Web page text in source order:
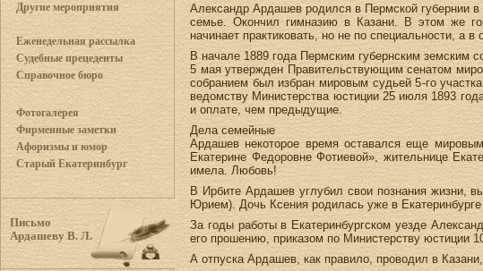
Другие мероприятия
Еженедельная рассылка
Судебные прецеденты
Справочное бюро
Фотогалерея
Фирменные заметки
Афоризмы и юмор
Старый Екатеринбург
Письмо
Ардашеву В. Л.
Александр Ардашев родился в Пермской губернии
семье. Окончил гимназию в Казани. В этом же
начинает практиковать, но не по специальности, а в
В начале 1889 года Пермским губернским земским
5 мая утвержден Правительствующим сенатом
собранием был избран мировым судьей 5-го
ведомству Министерства юстиции 25 июля 1893
и оплате, чем предыдущие.
Дела семейные
Ардашев некоторое время оставался еще
Екатерине Федоровне Фотиевой», жительнице
имела. Любовь!
В Ирбите Ардашев углубил свои познания жизни,
Юрием). Дочь Ксения родилась уже в Екатеринбурге
За годы работы в Екатеринбургском уезде
его прошению, приказом по Министерству юстиции
А отпуска Ардашев, как правило, проводил в